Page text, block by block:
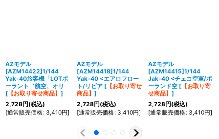
AZモデル
[AZM14422]1/144
Yak-40旅客機「LOTポ
ーラント゛航空、オリ
[ 【お取り寄せ商品】 ]
2,728円(税込)
[通常販売価格: 3,410円]
AZモデル
[AZM14418]1/144
Yak-40 <エアロフロー
ト/リビア [ 【お取り寄せ
商品】 ]
2,728円(税込)
[通常販売価格: 3,410円]
AZモデル
[AZM14415]1/144
Jak-40 <チェコ空軍/ポ
ーランド空 [ 【お取り寄
せ商品】 ]
2,728円(税込)
[通常販売価格: 3,410円]